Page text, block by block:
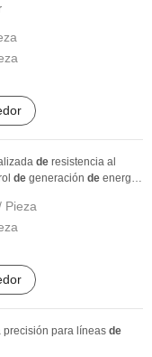
de resistencia al
de generación de energía
Pieza
precisión para líneas de